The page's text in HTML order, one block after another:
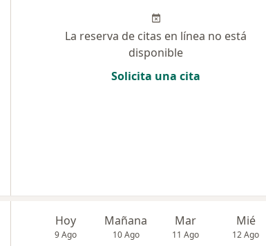
La reserva de citas en línea no está
disponible
Solicita una cita
Hoy
9 Ago
Mañana
10 Ago
Mar
11 Ago
Mié
12 Ago